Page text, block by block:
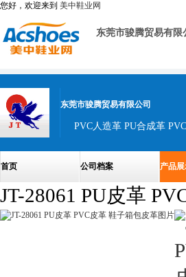
您好，欢迎来到 美中鞋业网
东莞市骏腾贸易有限
东莞市骏腾贸易有限公司
PVC人造革 PU合成革
首页 公司档案 产品
JT-28061 PU皮革